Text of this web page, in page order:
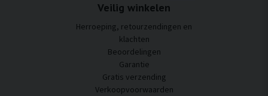
Veilig winkelen
Herroeping, retourzendingen en
klachten
Beoordelingen
Garantie
Gratis verzending
Verkoopvoorwaarden